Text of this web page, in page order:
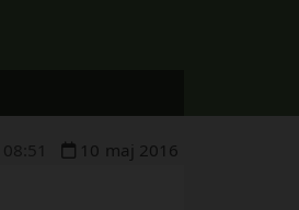
08 51 10 maj 2016